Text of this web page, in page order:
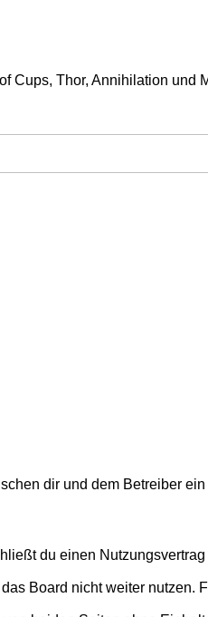
Cups, Thor, Annihilation und
dir und dem Betreiber
du einen
Board nicht weiter